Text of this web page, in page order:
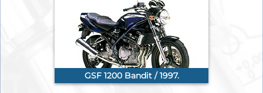
GSF 1200 Bandit / 1997.